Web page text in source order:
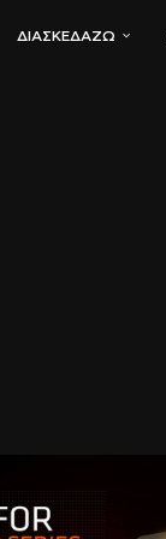
ΔΙΑΣΚΕΔΆΖΩ